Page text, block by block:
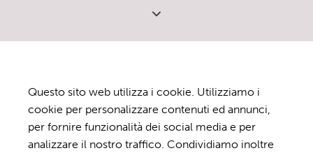
Questo sito web utilizza i cookie. Utilizziamo i
cookie per personalizzare contenuti ed annunci,
per fornire funzionalità dei social media e per
analizzare il nostro traffico. Condividiamo inoltre